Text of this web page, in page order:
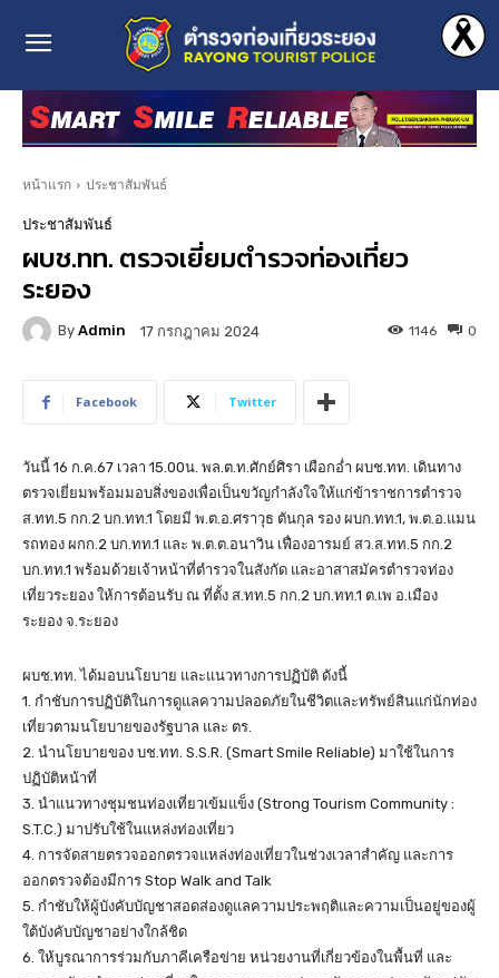
หน้าแรก ประชาสัมพันธ์
ประชาสัมพันธ์
ผบช.ทท. ตรวจเยี่ยมตำรวจท่องเที่ยว
ระยอง
By Admin 17 กรกฎาคม 2024 0
1146
Facebook Twitter
วันนี้ 16 ก.ค.67 เวลา 15.00น. พล.ต.ท.ศักย์ศิรา เผือกอ่ำ ผบช.ทท. เดินทาง
ตรวจเยี่ยมพร้อมมอบสิ่งของเพื่อเป็นขวัญกำลังใจให้แก่ข้าราชการตำรวจ
ส.ทท.5 กก.2 บก.ทท.1 โดยมี พ.ต.อ.ศราวุธ ตันกุล รอง ผบก.ทท.1, พ.ต.อ.แมน
รถทอง ผกก.2 บก.ทท.1 และ พ.ต.ต.อนาวิน เฟื่องอารมย์ สว.ส.ทท.5 กก.2
บก.ทท.1 พร้อมด้วยเจ้าหน้าที่ตำรวจในสังกัด และอาสาสมัครตำรวจท่อง
เที่ยวระยอง ให้การต้อนรับ ณ ที่ตั้ง ส.ทท.5 กก.2 บก.ทท.1 ต.เพ อ.เมือง
ระยอง จ.ระยอง
ผบช.ทท. ได้มอบนโยบาย และแนวทางการปฏิบัติ ดังนี้
1. กำชับการปฏิบัติในการดูแลความปลอดภัยในชีวิตและทรัพย์สินแก่นักท่อง
เที่ยวตามนโยบายของรัฐบาล และ ตร.
2. นำนโยบายของ บช.ทท. S.S.R. (Smart Smile Reliable) มาใช้ในการ
ปฏิบัติหน้าที่
3. นำแนวทางชุมชนท่องเที่ยวเข้มแข็ง (Strong Tourism Community :
S.T.C.) มาปรับใช้ในแหล่งท่องเที่ยว
4. การจัดสายตรวจออกตรวจแหล่งท่องเที่ยวในช่วงเวลาสำคัญ และการ
ออกตรวจต้องมีการ Stop Walk and Talk
5. กำชับให้ผู้บังคับบัญชาสอดส่องดูแลความประพฤติและความเป็นอยู่ของผู้
ใต้บังคับบัญชาอย่างใกล้ชิด
6. ให้บูรณาการร่วมกับภาคีเครือข่าย หน่วยงานที่เกี่ยวข้องในพื้นที่ และ